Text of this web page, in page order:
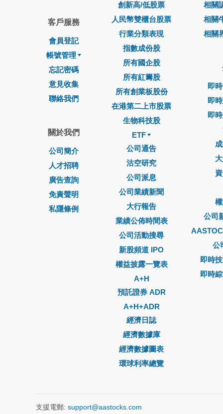
客戶服務
會員登記
帳號管理
忘記密碼
意見收集
聯絡我們
關於我們
公司簡介
人才招聘
廣告查詢
免責聲明
私隱條例
創新高/低股票
人民幣雙櫃台股票
行業分類表現
指數成份股
所有國企股
所有紅籌股
所有創業板股份
在港第二上市股票
生物科技股
ETF
公司通告
沽空研究
公司派息
公司業績新聞
大行報告
業績公佈時間表
公司活動搜尋
新股頻道 IPO
權益披露一覽表
A+H
預託證券 ADR
A+H+ADR
經濟日誌
經濟數據庫
經濟數據圖表
環球利率總覽
相關
相關
相關
即
即
即
公司
公
即時
即時
支援電郵: support@aastocks.com